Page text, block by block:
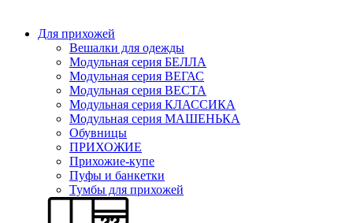
Для прихожей
Вешалки для одежды
Модульная серия БЕЛЛА
Модульная серия ВЕГАС
Модульная серия ВЕСТА
Модульная серия КЛАССИКА
Модульная серия МАШЕНЬКА
Обувницы
ПРИХОЖИЕ
Прихожие-купе
Пуфы и банкетки
Тумбы для прихожей